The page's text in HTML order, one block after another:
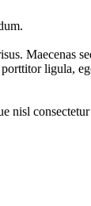
Maecenas
ligula,
nisl